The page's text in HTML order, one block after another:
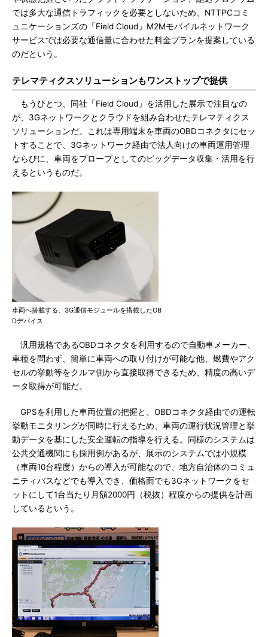
では多大な通信トラフィックを必要としないため、NTTPCコミ
ュニケーションズの「Field Cloud」M2Mモバイルネットワーク
サービスでは必要な通信量に合わせた料金プランを提案している
のだという。
テレマティクスソリューションもワンストップで提供
もうひとつ、同社「Field Cloud」を活用した展示で注目なの
が、3Gネットワークとクラウドを組み合わせたテレマティクス
ソリューションだ。これは専用端末を車両のOBDコネクタにセッ
トすることで、3Gネットワーク経由で法人向けの車両運用管理
ならびに、車両をプローブとしてのビッグデータ収集・活用を行
えるというものだ。
車両へ搭載する、3G通信モジュールを搭載したOB
Dデバイス
汎用規格であるOBDコネクタを利用するので自動車メーカー、
車種を問わず、簡単に車両への取り付けが可能な他、燃費やアク
セルの挙動等をクルマ側から直接取得できるため、精度の高いデ
ータ取得が可能だ。
GPSを利用した車両位置の把握と、OBDコネクタ経由での運転
挙動モニタリングが同時に行えるため、車両の運行状況管理と挙
動データを基にした安全運転の指導を行える。同様のシステムは
公共交通機関にも採用例があるが、展示のシステムでは小規模
（車両10台程度）からの導入が可能なので、地方自治体のコミュ
ニティバスなどでも導入でき、価格面でも3Gネットワークをセ
ットにして1台当たり月額2000円（税抜）程度からの提供を計画
しているという。